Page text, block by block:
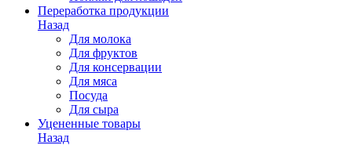
Переработка продукции
Назад
Для молока
Для фруктов
Для консервации
Для мяса
Посуда
Для сыра
Уцененные товары
Назад